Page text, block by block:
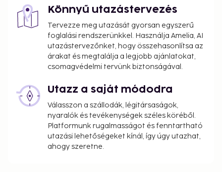
Könnyű utazástervezés
Tervezze meg utazását gyorsan egyszerű
foglalási rendszerünkkel. Használja Amelia, AI
utazástervezőnket, hogy összehasonlítsa az
árakat és megtalálja a legjobb ajánlatokat,
csomagvédelmi tervünk biztonságával.
Utazz a saját módodra
Válasszon a szállodák, légitársaságok,
nyaralók és tevékenységek széles köréből.
Platformunk rugalmasságot és fenntartható
utazási lehetőségeket kínál, így úgy utazhat,
ahogy szeretne.